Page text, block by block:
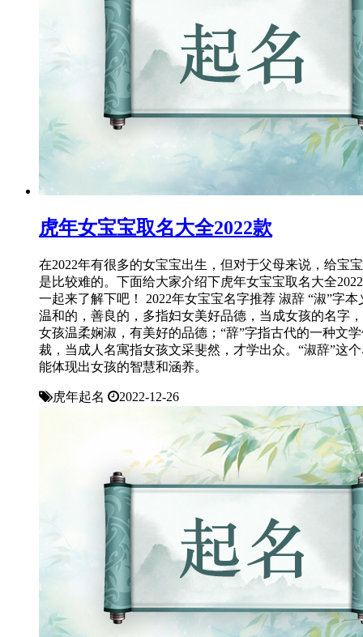
虎年女宝宝取名大全2022款
在2022年有很多的女宝宝出生，但对于父母来说，给宝
是比较难的。下面给大家介绍下虎年女宝宝取名大全
一起来了解下吧！ 2022年女宝宝名字推荐 淑辞 “淑”字本
温和的，善良的，多指妇女美好品德，当成女孩的名字
女孩温柔娴淑，有美好的品德；“辞”字指古代的一种文
裁，当成人名寓指女孩文采斐然，才学出众。“淑辞”这
能体现出女孩的智慧和涵养。
虎年起名 2022-12-26